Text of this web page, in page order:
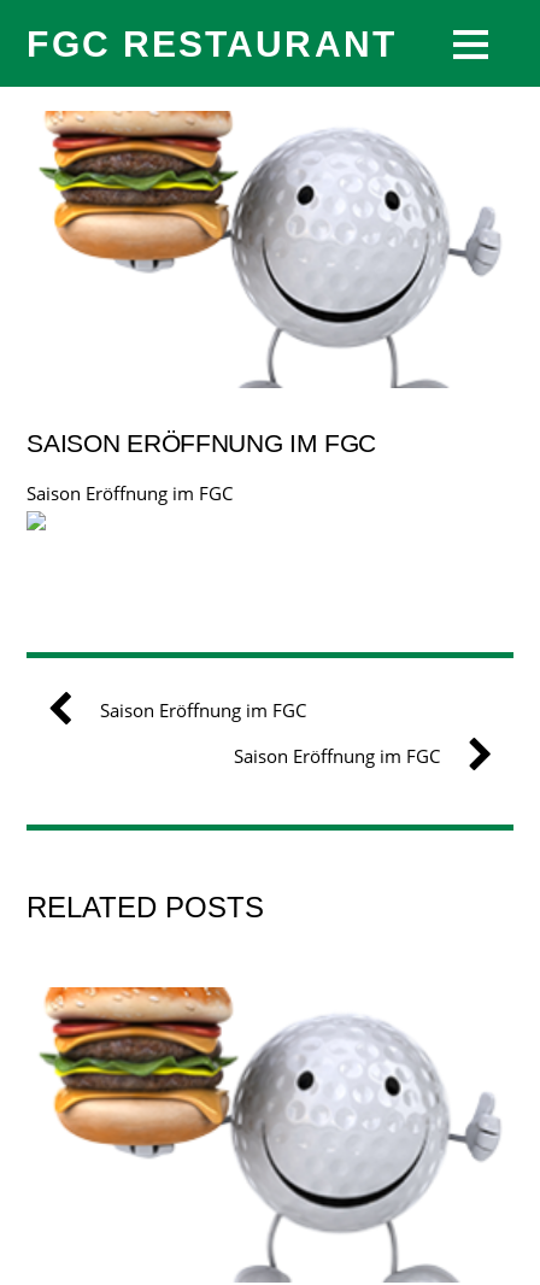
FGC RESTAURANT
SAISON ERÖFFNUNG IM FGC
Saison Eröffnung im FGC
Saison Eröffnung im FGC
Saison Eröffnung im FGC
RELATED POSTS